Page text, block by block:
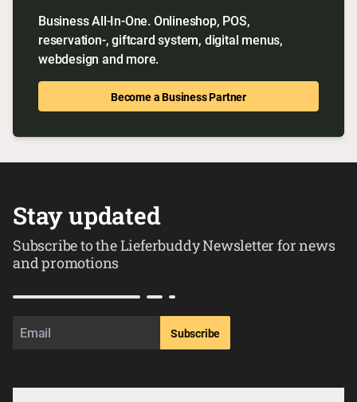
Business All-In-One. Onlineshop, POS,
reservation-, giftcard system, digital menus,
webdesign and more.
Become a Business Partner
Stay updated
Subscribe to the Lieferbuddy Newsletter for news
and promotions
Subscribe